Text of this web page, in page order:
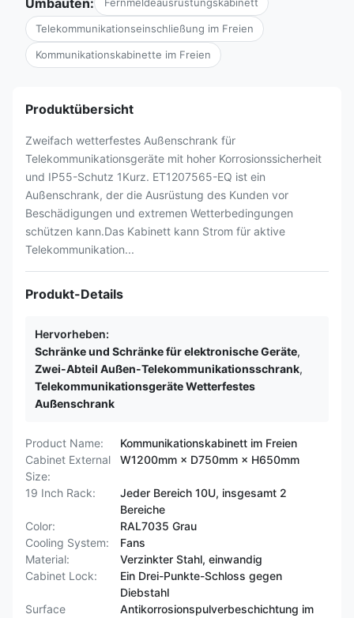
Telekommunikationseinschließung im Freien
Kommunikationskabinette im Freien
Produktübersicht
Zweifach wetterfestes Außenschrank für
Telekommunikationsgeräte mit hoher Korrosionssicherheit
und IP55-Schutz 1Kurz. ET1207565-EQ ist ein
Außenschrank, der die Ausrüstung des Kunden vor
Beschädigungen und extremen Wetterbedingungen
schützen kann.Das Kabinett kann Strom für aktive
Telekommunikation...
Produkt-Details
Hervorheben:
Schränke und Schränke für elektronische Geräte,
Zwei-Abteil Außen-Telekommunikationsschrank,
Telekommunikationsgeräte Wetterfestes
Außenschrank
Product Name:
Kommunikationskabinett im Freien
Cabinet External
Size:
W1200mm × D750mm × H650mm
19 Inch Rack:
Jeder Bereich 10U, insgesamt 2
Bereiche
Color:
RAL7035 Grau
Cooling System:
Fans
Material:
Verzinkter Stahl, einwandig
Cabinet Lock:
Ein Drei-Punkte-Schloss gegen
Diebstahl
Surface
Antikorrosionspulverbeschichtung im